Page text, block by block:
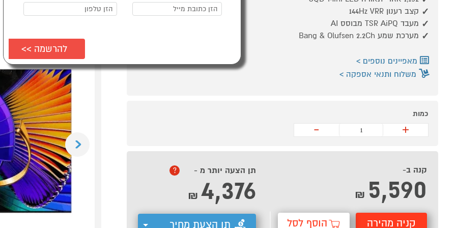
Previous
קצב רענון 144Hz VRR
מעבד TSR AiPQ מבוסס AI
מערכת שמע Bang & Olufsen 2.2Ch
מאפיינים נוספים
משלוח ותנאי אספקה
כמות
+
-
קנה ב-
5,590
₪
קניה מהירה הוסף לסל
תן הצעה יותר מ - ?
4,376
₪
תן הצעת מחיר